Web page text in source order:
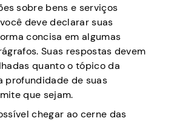
sobre bens e serviços
deve declarar suas
concisa em algumas
Suas respostas devem
quanto o tópico da
profundidade de suas
que sejam.
chegar ao cerne das